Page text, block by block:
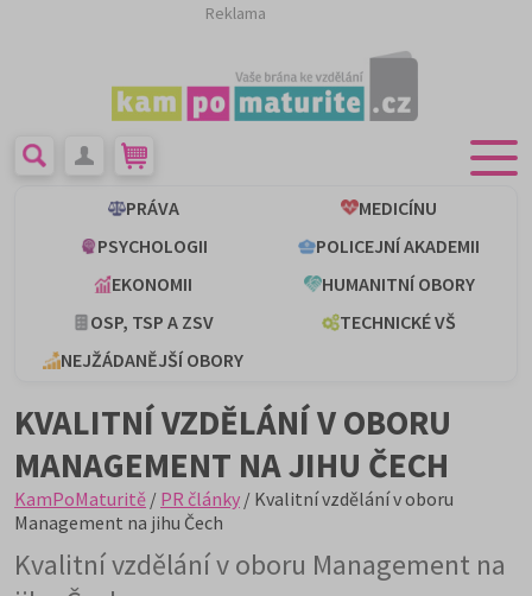
Reklama
PRÁVA
MEDICÍNU
PSYCHOLOGII
POLICEJNÍ AKADEMII
EKONOMII
HUMANITNÍ OBORY
OSP, TSP A ZSV
TECHNICKÉ VŠ
NEJŽÁDANĚJŠÍ OBORY
KVALITNÍ VZDĚLÁNÍ V OBORU
MANAGEMENT NA JIHU ČECH
KamPoMaturitě / PR články / Kvalitní vzdělání v oboru
Management na jihu Čech
Kvalitní vzdělání v oboru Management na